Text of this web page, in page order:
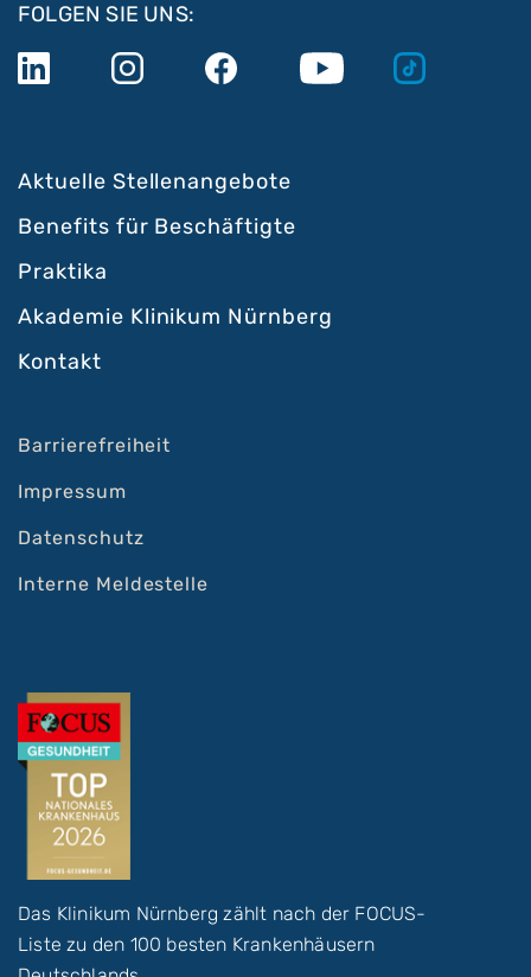
FOLGEN SIE UNS:
Aktuelle Stellenangebote
Benefits für Beschäftigte
Praktika
Akademie Klinikum Nürnberg
Kontakt
Barrierefreiheit
Impressum
Datenschutz
Interne Meldestelle
Das Klinikum Nürnberg zählt nach der FOCUS-
Liste zu den 100 besten Krankenhäusern